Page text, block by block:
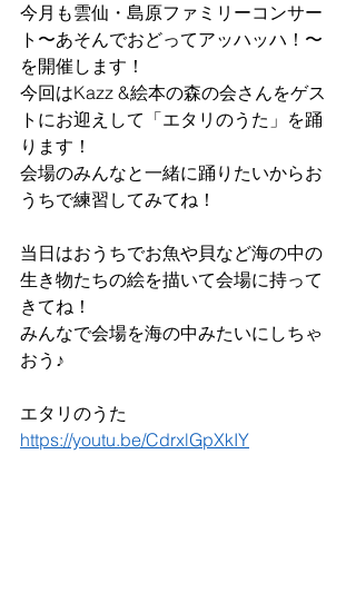
今月も雲仙・島原ファミリーコンサー
ト〜あそんでおどってアッハッハ！〜
を開催します！
今回はKazz &絵本の森の会さんをゲス
トにお迎えして「エタリのうた」を踊
ります！
会場のみんなと一緒に踊りたいからお
うちで練習してみてね！
当日はおうちでお魚や貝など海の中の
生き物たちの絵を描いて会場に持って
きてね！
みんなで会場を海の中みたいにしちゃ
おう♪
エタリのうた
https://youtu.be/CdrxlGpXkIY